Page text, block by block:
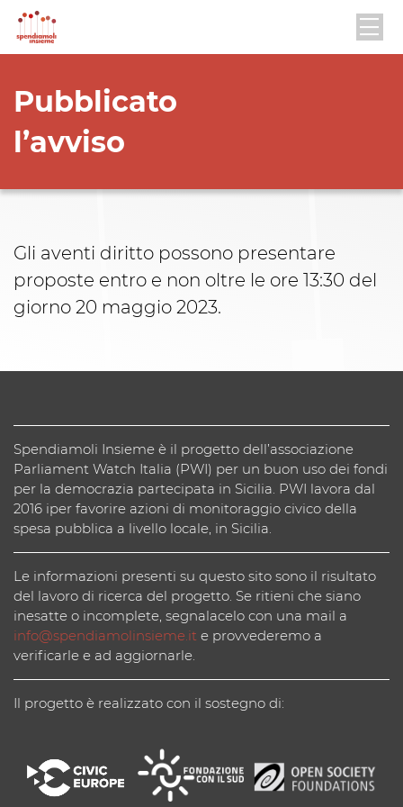
Pubblicato
l’avviso
Gli aventi diritto possono presentare
proposte entro e non oltre le ore 13:30 del
giorno 20 maggio 2023.
Spendiamoli Insieme è il progetto dell’associazione
Parliament Watch Italia (PWI) per un buon uso dei fondi
per la democrazia partecipata in Sicilia. PWI lavora dal
2016 iper favorire azioni di monitoraggio civico della
spesa pubblica a livello locale, in Sicilia.
Le informazioni presenti su questo sito sono il risultato
del lavoro di ricerca del progetto. Se ritieni che siano
inesatte o incomplete, segnalacelo con una mail a
info@spendiamolinsieme.it e provvederemo a
verificarle e ad aggiornarle.
Il progetto è realizzato con il sostegno di: